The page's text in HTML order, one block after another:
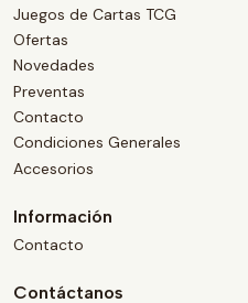
Juegos de Cartas TCG
Ofertas
Novedades
Preventas
Contacto
Condiciones Generales
Accesorios
Información
Contacto
Contáctanos